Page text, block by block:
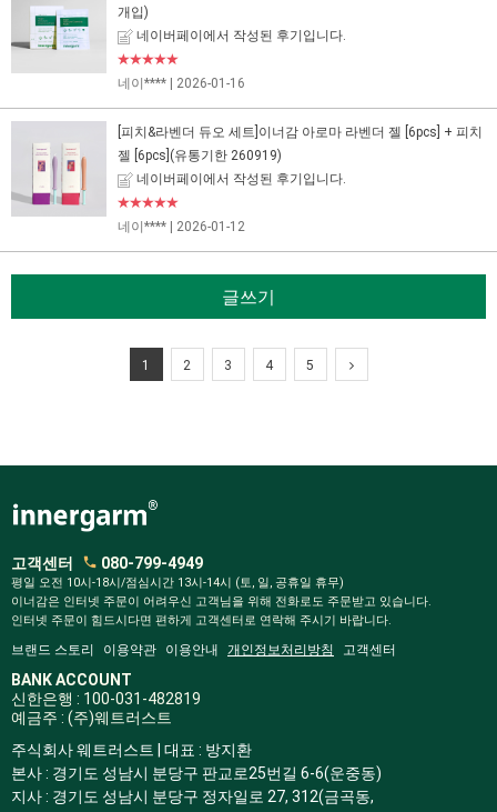
개입)
네이버페이에서 작성된 후기입니다.
★★★★★
네이****
| 2026-01-16
[피치&라벤더 듀오 세트]이너감 아로마 라벤더 젤 [6pcs] + 피치
젤 [6pcs](유통기한 260919)
네이버페이에서 작성된 후기입니다.
★★★★★
네이****
| 2026-01-12
글쓰기
1 2 3 4 5
고객센터 080-799-4949
평일 오전 10시-18시/점심시간 13시-14시 (토, 일, 공휴일 휴무)
이너감은 인터넷 주문이 어려우신 고객님을 위해 전화로도 주문받고 있습니다.
인터넷 주문이 힘드시다면 편하게 고객센터로 연락해 주시기 바랍니다.
브랜드 스토리 이용약관 이용안내 개인정보처리방침 고객센터
BANK ACCOUNT
신한은행 : 100-031-482819
예금주 : (주)웨트러스트
주식회사 웨트러스트 | 대표 : 방지환
본사 : 경기도 성남시 분당구 판교로25번길 6-6(운중동)
지사 : 경기도 성남시 분당구 정자일로 27, 312(금곡동,